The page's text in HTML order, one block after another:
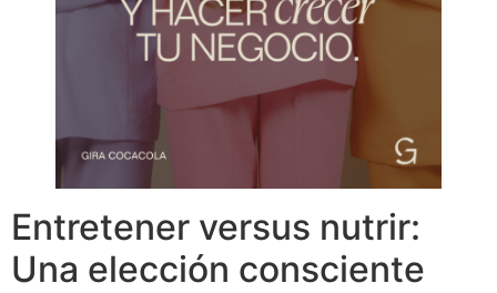
Entretener versus nutrir:
Una elección consciente